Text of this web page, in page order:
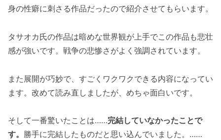
身の性癖に刺さる作品だったので紹介させてもらいます。
タサオカ氏の作品は暗めな世界観が上手でこの作品も悲壮
感が強いです。戦争の悲惨さがよく強調されています。
また展開が巧妙で、すごくワクワクできる内容になってい
ます。改めて読み直しましたが、めちゃ面白いです。
そして一番驚いたことは……完結していなかったことで
す。 勝手に完結したものだと思い込んでいました。……